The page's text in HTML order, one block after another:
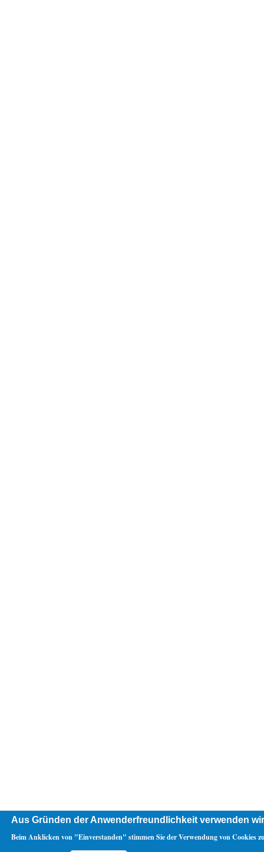
Aus Gründen der Anwenderfreundlichkeit verwenden
Beim Anklicken von "Einverstanden" stimmen Sie der Verwendung von Cookies